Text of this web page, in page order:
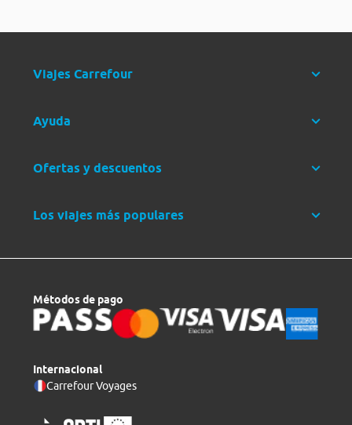
Viajes Carrefour
Ayuda
Ofertas y descuentos
Los viajes más populares
Métodos de pago
Internacional
Carrefour Voyages